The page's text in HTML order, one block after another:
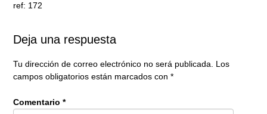
ref: 172
Deja una respuesta
Tu dirección de correo electrónico no será publicada.
Los
campos obligatorios están marcados con *
Comentario *